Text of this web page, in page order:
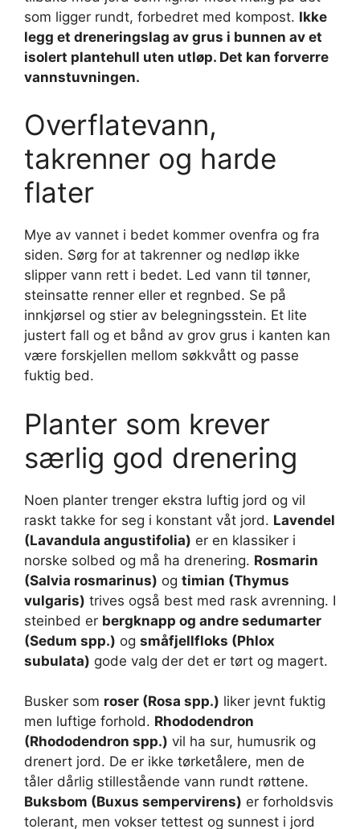
som ligger rundt, forbedret med kompost. Ikke
legg et dreneringslag av grus i bunnen av et
isolert plantehull uten utløp. Det kan forverre
vannstuvningen.
Overflatevann,
takrenner og harde
flater
Mye av vannet i bedet kommer ovenfra og fra
siden. Sørg for at takrenner og nedløp ikke
slipper vann rett i bedet. Led vann til tønner,
steinsatte renner eller et regnbed. Se på
innkjørsel og stier av belegningsstein. Et lite
justert fall og et bånd av grov grus i kanten kan
være forskjellen mellom søkkvått og passe
fuktig bed.
Planter som krever
særlig god drenering
Noen planter trenger ekstra luftig jord og vil
raskt takke for seg i konstant våt jord. Lavendel
(Lavandula angustifolia) er en klassiker i
norske solbed og må ha drenering. Rosmarin
(Salvia rosmarinus) og timian (Thymus
vulgaris) trives også best med rask avrenning. I
steinbed er bergknapp og andre sedumarter
(Sedum spp.) og småfjellfloks (Phlox
subulata) gode valg der det er tørt og magert.
Busker som roser (Rosa spp.) liker jevnt fuktig
men luftige forhold. Rhododendron
(Rhododendron spp.) vil ha sur, humusrik og
drenert jord. De er ikke tørketålere, men de
tåler dårlig stillestående vann rundt røttene.
Buksbom (Buxus sempervirens) er forholdsvis
tolerant, men vokser tettest og sunnest i jord